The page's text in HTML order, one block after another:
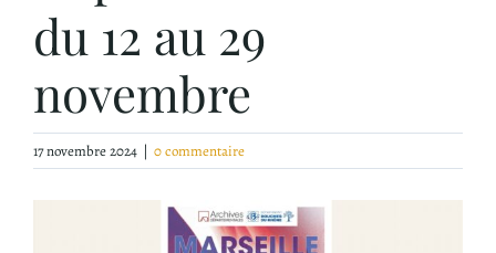
du 12 au 29
novembre
17 novembre 2024 | 0 commentaire